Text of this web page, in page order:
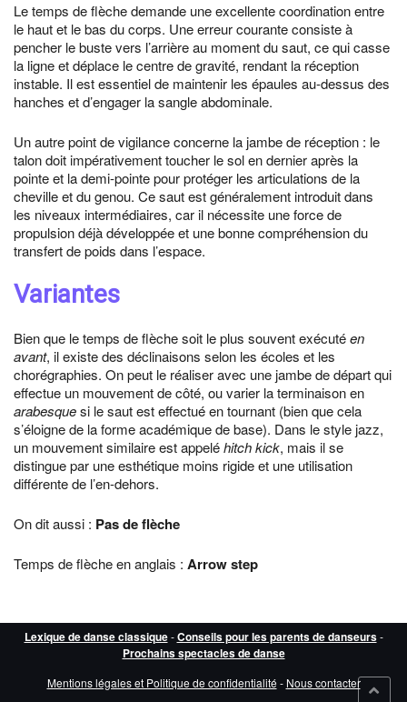
Le temps de flèche demande une excellente coordination entre
le haut et le bas du corps. Une erreur courante consiste à
pencher le buste vers l’arrière au moment du saut, ce qui casse
la ligne et déplace le centre de gravité, rendant la réception
instable. Il est essentiel de maintenir les épaules au-dessus des
hanches et d’engager la sangle abdominale.
Un autre point de vigilance concerne la jambe de réception : le
talon doit impérativement toucher le sol en dernier après la
pointe et la demi-pointe pour protéger les articulations de la
cheville et du genou. Ce saut est généralement introduit dans
les niveaux intermédiaires, car il nécessite une force de
propulsion déjà développée et une bonne compréhension du
transfert de poids dans l’espace.
Variantes
Bien que le temps de flèche soit le plus souvent exécutéen
avant, il existe des déclinaisons selon les écoles et les
chorégraphies. On peut le réaliser avec une jambe de départ qui
effectue un mouvement de côté, ou varier la terminaison en
arabesquesi le saut est effectué en tournant (bien que cela
s’éloigne de la forme académique de base). Dans le style jazz,
un mouvement similaire est appeléhitch kick, mais il se
distingue par une esthétique moins rigide et une utilisation
différente de l’en-dehors.
On dit aussi : Pas de flèche
Temps de flèche en anglais : Arrow step
Lexique de danse classique-Conseils pour les parents de danseurs-
Prochains spectacles de danse
Mentions légales et Politique de confidentialité - Nous contacter